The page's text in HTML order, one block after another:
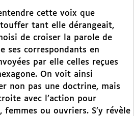
cette voix que
tant elle dérangeait,
de croiser la parole de
ses correspondants en
par elle celles reçues
On voit ainsi
non pas une doctrine, mais
avec l’action pour
ou ouvriers. S’y révèle